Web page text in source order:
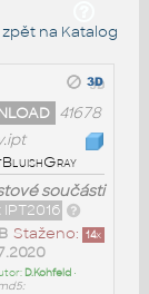
zpět na Katalog
41678
součásti
Staženo: 14x
D.Kohfeld•